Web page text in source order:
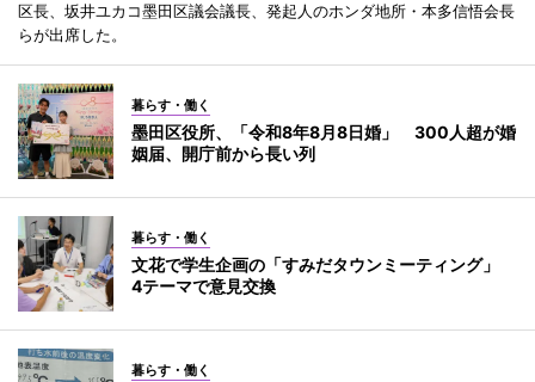
区長、坂井ユカコ墨田区議会議長、発起人のホンダ地所・本多信悟会長
らが出席した。
暮らす・働く
墨田区役所、「令和8年8月8日婚」 300人超が婚
姻届、開庁前から長い列
暮らす・働く
文花で学生企画の「すみだタウンミーティング」
4テーマで意見交換
暮らす・働く